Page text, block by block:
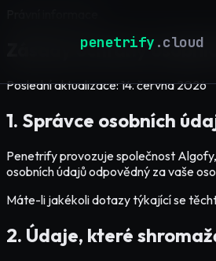
penetrify .cloud
Zásady ochrany
Poslední aktualizace: 14. června 2026
1. Správce osobních
Penetrify provozuje společnost
osobních údajů odpovědný za vaše
Máte-li jakékoli dotazy týkající se
2. Údaje, které